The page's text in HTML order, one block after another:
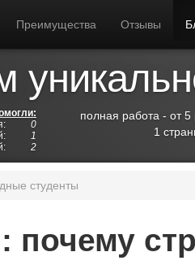
Преимущества Отзывы
0
1
2
полная работа - от 5
1
студенты
почему